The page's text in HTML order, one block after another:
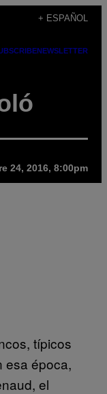
+ ESPAÑOL
NEWSLETTER
24, 2016, 8:00pm
típicos
esa época,
el